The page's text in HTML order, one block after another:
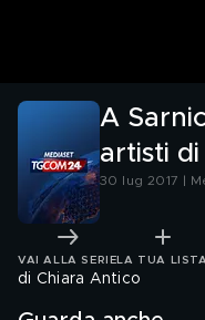
A
artisti
30 lug 2017 |
VAI ALLA SERIE LA TUA LISTA
di Chiara Antico